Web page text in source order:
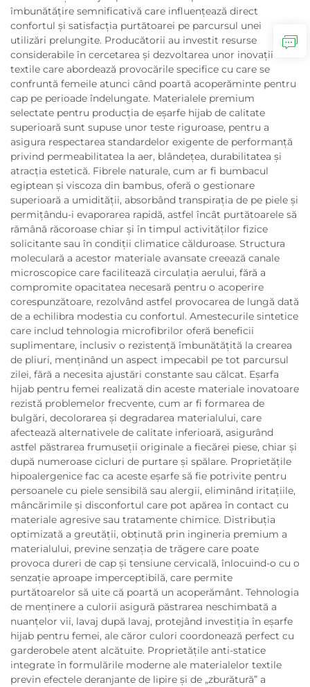
îmbunătățire semnificativă care influențează direct
confortul și satisfacția purtătoarei pe parcursul unei
utilizări prelungite. Producătorii au investit resurse
considerabile în cercetarea și dezvoltarea unor inovații
textile care abordează provocările specifice cu care se
confruntă femeile atunci când poartă acoperăminte pentru
cap pe perioade îndelungate. Materialele premium
selectate pentru producția de eșarfe hijab de calitate
superioară sunt supuse unor teste riguroase, pentru a
asigura respectarea standardelor exigente de performanță
privind permeabilitatea la aer, blândețea, durabilitatea și
atracția estetică. Fibrele naturale, cum ar fi bumbacul
egiptean și viscoza din bambus, oferă o gestionare
superioară a umidității, absorbând transpirația de pe piele și
permițându-i evaporarea rapidă, astfel încât purtătoarele să
rămână răcoroase chiar și în timpul activităților fizice
solicitante sau în condiții climatice călduroase. Structura
moleculară a acestor materiale avansate creează canale
microscopice care facilitează circulația aerului, fără a
compromite opacitatea necesară pentru o acoperire
corespunzătoare, rezolvând astfel provocarea de lungă dată
de a echilibra modestia cu confortul. Amestecurile sintetice
care includ tehnologia microfibrilor oferă beneficii
suplimentare, inclusiv o rezistență îmbunătățită la crearea
de pliuri, menținând un aspect impecabil pe tot parcursul
zilei, fără a necesita ajustări constante sau călcat. Eșarfa
hijab pentru femei realizată din aceste materiale inovatoare
rezistă problemelor frecvente, cum ar fi formarea de
bulgări, decolorarea și degradarea materialului, care
afectează alternativele de calitate inferioară, asigurând
astfel păstrarea frumuseții originale a fiecărei piese, chiar și
după numeroase cicluri de purtare și spălare. Proprietățile
hipoalergenice fac ca aceste eșarfe să fie potrivite pentru
persoanele cu piele sensibilă sau alergii, eliminând iritațiile,
mâncărimile și disconfortul care pot apărea în contact cu
materiale agresive sau tratamente chimice. Distribuția
optimizată a greutății, obținută prin ingineria premium a
materialului, previne senzația de trăgere care poate
provoca dureri de cap și tensiune cervicală, înlocuind-o cu o
senzație aproape imperceptibilă, care permite
purtătoarelor să uite că poartă un acoperământ. Tehnologia
de menținere a culorii asigură păstrarea neschimbată a
nuanțelor vii, lavaj după lavaj, protejând investiția în eșarfe
hijab pentru femei, ale căror culori coordonează perfect cu
garderobele atent alcătuite. Proprietățile anti-statice
integrate în formulările moderne ale materialelor textile
previn efectele deranjante de lipire și de „zburătură” a